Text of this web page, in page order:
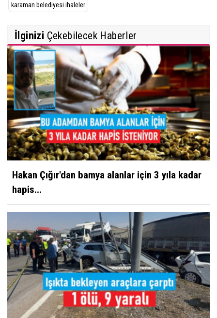
karaman belediyesi ihaleler
İlginizi Çekebilecek Haberler
Hakan Çığır'dan bamya alanlar için 3 yıla kadar
hapis...